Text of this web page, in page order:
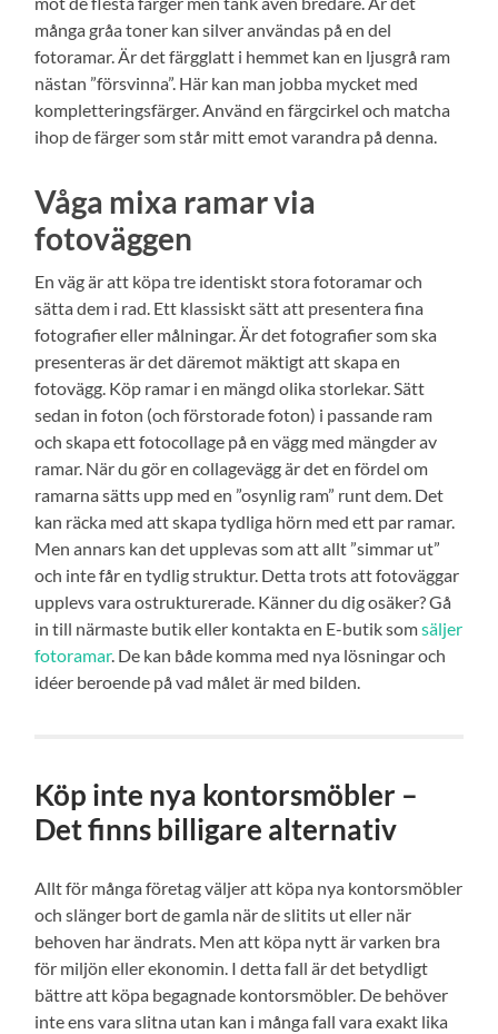
många gråa toner kan silver användas på en del
fotoramar. Är det färgglatt i hemmet kan en ljusgrå ram
nästan ”försvinna”. Här kan man jobba mycket med
kompletteringsfärger. Använd en färgcirkel och matcha
ihop de färger som står mitt emot varandra på denna.
Våga mixa ramar via
fotoväggen
En väg är att köpa tre identiskt stora fotoramar och
sätta dem i rad. Ett klassiskt sätt att presentera fina
fotografier eller målningar. Är det fotografier som ska
presenteras är det däremot mäktigt att skapa en
fotovägg. Köp ramar i en mängd olika storlekar. Sätt
sedan in foton (och förstorade foton) i passande ram
och skapa ett fotocollage på en vägg med mängder av
ramar. När du gör en collagevägg är det en fördel om
ramarna sätts upp med en ”osynlig ram” runt dem. Det
kan räcka med att skapa tydliga hörn med ett par ramar.
Men annars kan det upplevas som att allt ”simmar ut”
och inte får en tydlig struktur. Detta trots att fotoväggar
upplevs vara ostrukturerade. Känner du dig osäker? Gå
in till närmaste butik eller kontakta en E-butik somsäljer
fotoramar. De kan både komma med nya lösningar och
idéer beroende på vad målet är med bilden.
Köp inte nya kontorsmöbler –
Det finns billigare alternativ
Allt för många företag väljer att köpa nya kontorsmöbler
och slänger bort de gamla när de slitits ut eller när
behoven har ändrats. Men att köpa nytt är varken bra
för miljön eller ekonomin. I detta fall är det betydligt
bättre att köpa begagnade kontorsmöbler. De behöver
inte ens vara slitna utan kan i många fall vara exakt lika